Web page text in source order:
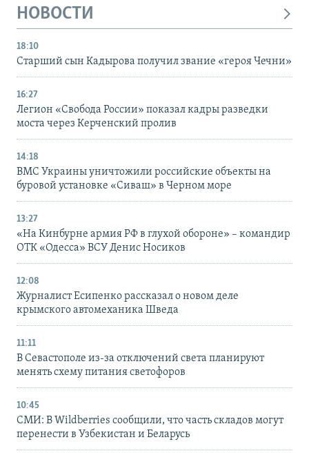
НОВОСТИ
18:10
Старший сын Кадырова получил звание «героя Чечни»
16:27
Легион «Свобода России» показал кадры разведки
моста через Керченский пролив
14:18
ВМС Украины уничтожили российские объекты на
буровой установке «Сиваш» в Черном море
13:27
«На Кинбурне армия РФ в глухой обороне» – командир
ОТК «Одесса» ВСУ Денис Носиков
12:08
Журналист Есипенко рассказал о новом деле
крымского автомеханика Шведа
11:11
В Севастополе из-за отключений света планируют
менять схему питания светофоров
10:45
СМИ: В Wildberries сообщили, что часть складов могут
перенести в Узбекистан и Беларусь